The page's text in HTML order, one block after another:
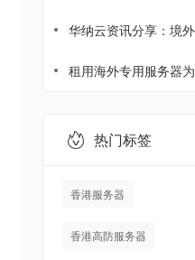
指南
华纳云资讯分享：境
租用海外专用服务器
热门标签
香港服务器
香港高防服务器